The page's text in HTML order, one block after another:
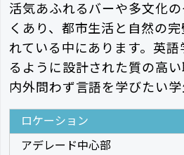
活気あふれるバーや多文化
くあり、都市生活と自然の
れている中にあります。英
るように設計された質の高
内外問わず言語を学びたい学
ロケーション
アデレード中心部